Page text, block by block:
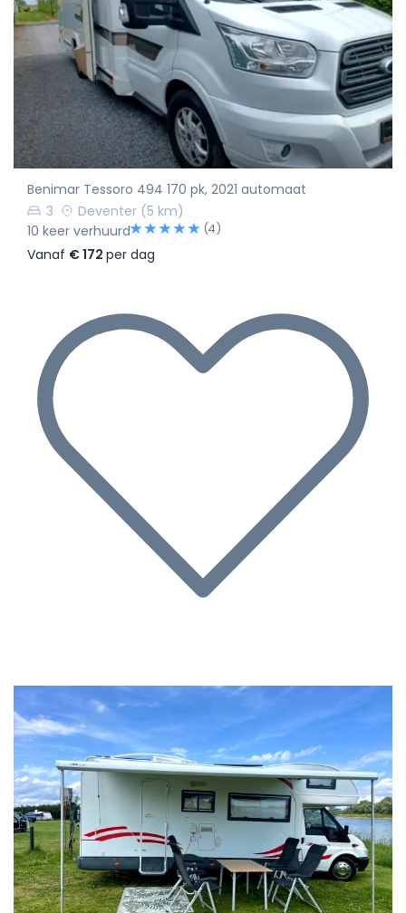
Benimar Tessoro 494 170 pk, 2021 automaat
3
Deventer (5 km)
10 keer verhuurd
(4)
Vanaf € 172 per dag